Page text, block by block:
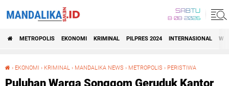
SABTU
8•08•2026
METROPOLIS EKONOMI KRIMINAL PILPRES 2024 INTERNASIONAL
› EKONOMI › KRIMINAL › MANDALIKA NEWS › METROPOLIS › PERISTIWA
Puluhan Warga Songgom Geruduk Kantor